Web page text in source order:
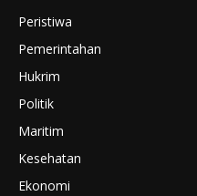
Peristiwa
Pemerintahan
Hukrim
Politik
Maritim
Kesehatan
Ekonomi